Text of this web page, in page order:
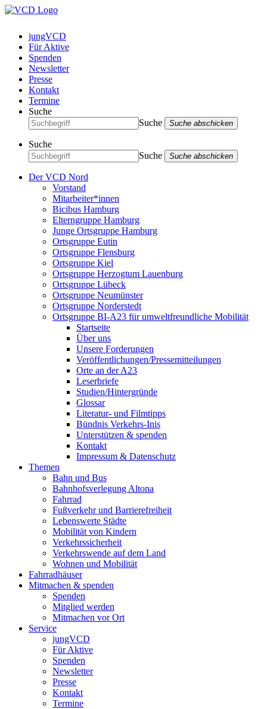
jungVCD
Für Aktive
Spenden
Newsletter
Presse
Kontakt
Termine
Suche
Suche
Suche abschicken
Suche
Suche
Suche abschicken
Der VCD Nord
Vorstand
Mitarbeiter*innen
Bicibus Hamburg
Elterngruppe Hamburg
Junge Ortsgruppe Hamburg
Ortsgruppe Eutin
Ortsgruppe Flensburg
Ortsgruppe Kiel
Ortsgruppe Herzogtum Lauenburg
Ortsgruppe Lübeck
Ortsgruppe Neumünster
Ortsgruppe Norderstedt
Ortsgruppe BI-A23 für umweltfreundliche Mobilität
Startseite
Über uns
Unsere Forderungen
Veröffentlichungen/Pressemitteilungen
Orte an der A23
Leserbriefe
Studien/Hintergründe
Glossar
Literatur- und Filmtipps
Bündnis Verkehrs-Inis
Unterstützen & spenden
Kontakt
Impressum & Datenschutz
Themen
Bahn und Bus
Bahnhofsverlegung Altona
Fahrrad
Fußverkehr und Barrierefreiheit
Lebenswerte Städte
Mobilität von Kindern
Verkehrssicherheit
Verkehrswende auf dem Land
Wohnen und Mobilität
Fahrradhäuser
Mitmachen & spenden
Spenden
Mitglied werden
Mitmachen vor Ort
Service
jungVCD
Für Aktive
Spenden
Newsletter
Presse
Kontakt
Termine